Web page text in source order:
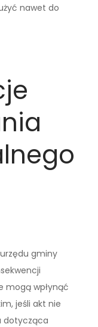
nawet do
gminy
mogą wpłynąć
jeśli akt nie
dotycząca